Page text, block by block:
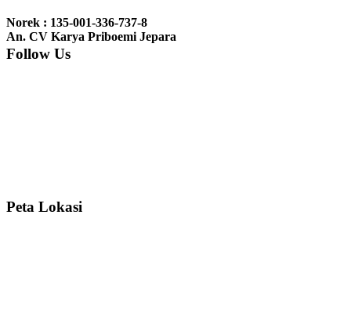
nyesel deh beli geby...
Norek : 135-001-336-737-8
An. CV Karya Priboemi Jepara
Follow Us
Peta Lokasi